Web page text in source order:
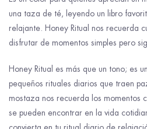
una taza de té, leyendo un libro
relajante. Honey Ritual nos recuerda
disfrutar de momentos simples pero
Honey Ritual es más que un tono; es
pequeños rituales diarios que traen
mostaza nos recuerda los momentos
se pueden encontrar en la vida